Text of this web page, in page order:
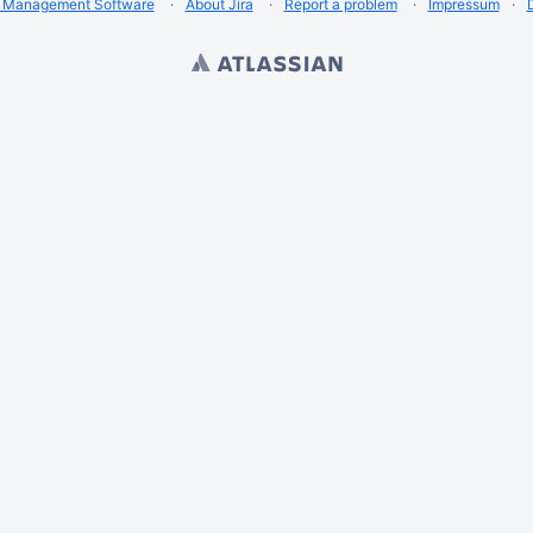
Software About Jira Report a problem Impressum